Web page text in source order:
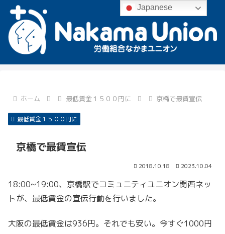
ホーム 最低賃金１５００円に 京橋で最賃宣伝
最低賃金１５００円に
京橋で最賃宣伝
2018.10.18 2023.10.04
18:00~19:00、京橋駅でコミュニティユニオン関西ネッ
トが、最低賃金の宣伝行動を行いました。
大阪の最低賃金は936円。それでも安い。今すぐ1000円
Japanese